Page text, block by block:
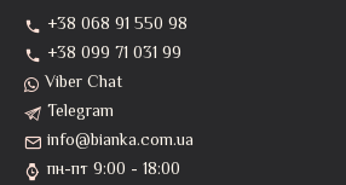
+38 068 91 550 98
+38 099 71 031 99
Viber Chat
Telegram
info@bianka.com.ua
пн-пт 9:00 - 18:00